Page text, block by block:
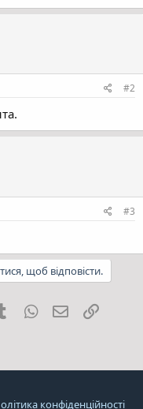
#2
#3
щоб відповісти.
TumblrWhatsApp
E-mail
конфіденційності